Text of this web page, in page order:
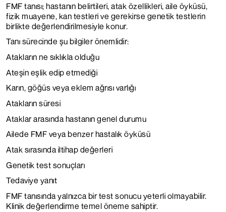
FMF tanısı; hastanın belirtileri, atak özellikleri, aile öyküsü,
fizik muayene, kan testleri ve gerekirse genetik testlerin
birlikte değerlendirilmesiyle konur.
Tanı sürecinde şu bilgiler önemlidir:
Atakların ne sıklıkla olduğu
Ateşin eşlik edip etmediği
Karın, göğüs veya eklem ağrısı varlığı
Atakların süresi
Ataklar arasında hastanın genel durumu
Ailede FMF veya benzer hastalık öyküsü
Atak sırasında iltihap değerleri
Genetik test sonuçları
Tedaviye yanıt
FMF tanısında yalnızca bir test sonucu yeterli olmayabilir.
Klinik değerlendirme temel öneme sahiptir.